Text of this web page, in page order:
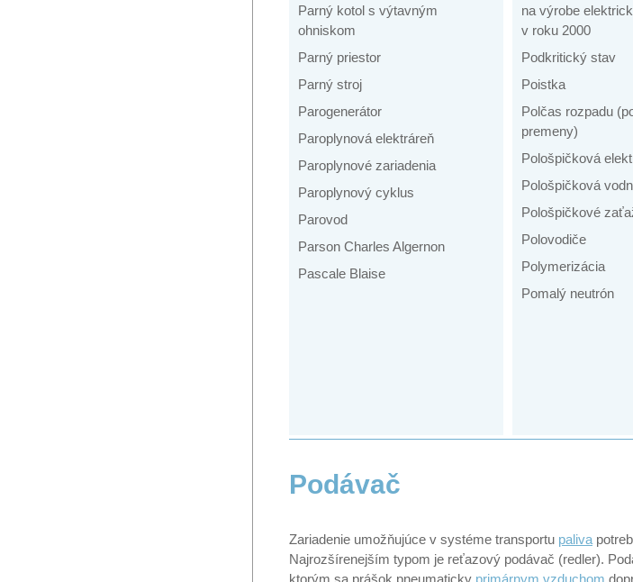
Parný kotol s výtavným
ohniskom
Parný priestor
Parný stroj
Parogenerátor
Paroplynová elektráreň
Paroplynové zariadenia
Paroplynový cyklus
Parovod
Parson Charles Algernon
Pascale Blaise
na výrobe
v roku 2000
Podkritický stav
Poistka
Polčas rozpadu
premeny)
Pološpičková
Pološpičková
Pološpičkové
Polovodiče
Polymerizácia
Pomalý neutrón
Podávač
Zariadenie umožňujúce v systéme transportu paliva
Najrozšírenejším typom je reťazový podávač (redler).
ktorým sa prášok pneumaticky primárnym vzduchom